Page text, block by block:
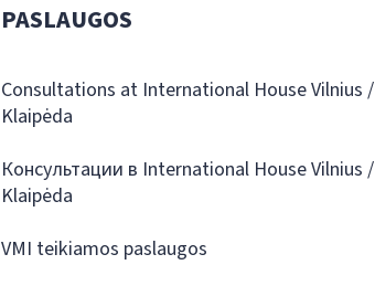
PASLAUGOS
Consultations at International House Vilnius /
Klaipėda
Консультации в International House Vilnius /
Klaipėda
VMI teikiamos paslaugos